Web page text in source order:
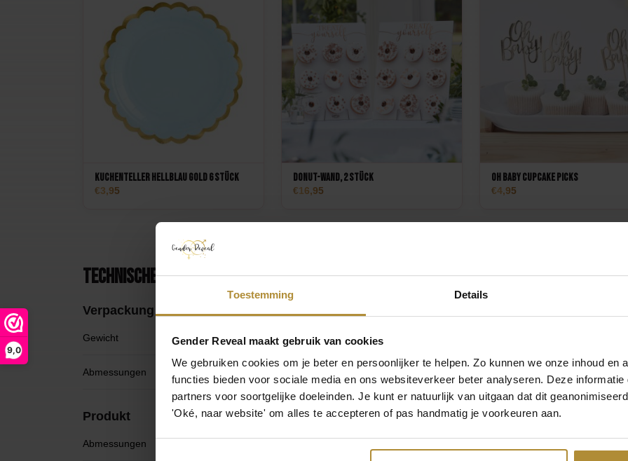
Toestemming Details
Gender Reveal maakt gebruik van cookies
We gebruiken cookies om je beter en persoonlijker te helpen. Zo kunnen we onze inhoud en
functies bieden voor sociale media en ons websiteverkeer beter analyseren. Deze
partners voor soortgelijke doeleinden. Je kunt er natuurlijk van uitgaan dat dit
'Oké, naar website' om alles te accepteren of pas handmatig je voorkeuren aan.
9,0
Kuchenteller Hellblau Gold 6 Stück
3,95
Donut-Wand, 2 Stück
16,95
Oh Baby Cupcake Picks
4,95
Technische Daten
Verpackung
Gewicht 0,01 kg
Abmessungen
Produkt
Abmessungen